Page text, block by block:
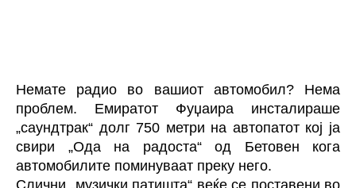
Немате радио во вашиот автомобил? Нема
проблем. Емиратот Фуџаира инсталираше
„саундтрак“ долг 750 метри на автопатот кој ја
свири „Ода на радоста“ од Бетовен кога
автомобилите поминуваат преку него.
Слични „музички патишта“ веќе се поставени во